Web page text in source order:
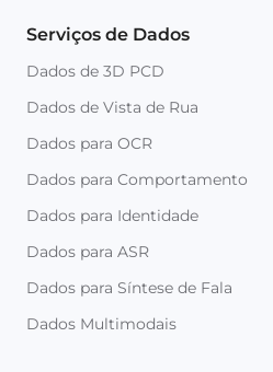
Serviços de Dados
Dados de 3D PCD
Dados de Vista de Rua
Dados para OCR
Dados para Comportamento
Dados para Identidade
Dados para ASR
Dados para Síntese de Fala
Dados Multimodais